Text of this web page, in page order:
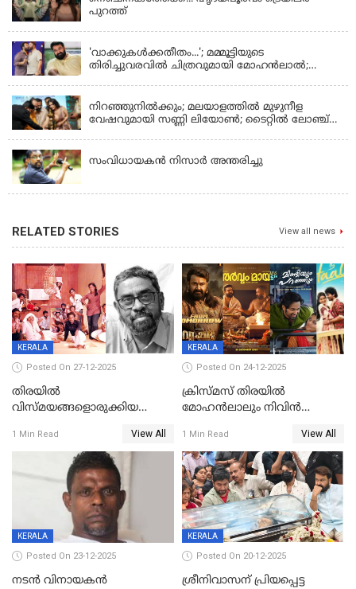
പുറത്ത്
'വാക്കുകള്‍ക്കതീതം...'; മമ്മൂട്ടിയുടെ
തിരിച്ചുവരവില്‍ ചിത്രവുമായി മോഹന്‍ലാല്‍;
നിറഞ്ഞുനിൽക്കും; മലയാളത്തിൽ മുഴുനീള
വേഷവുമായി സണ്ണി ലിയോൺ; ടൈറ്റിൽ ലോഞ്ച്
സംവിധായകൻ നിസാർ അന്തരിച്ചു
RELATED STORIES View all news
KERALA
Posted On 27-12-2025
തിരയിൽ
വിസ്മയങ്ങളൊരുക്കിയ
ശേഖര്‍ അന്തരിച്ചു
1 Min Read View All
KERALA
Posted On 24-12-2025
ക്രിസ്മസ് തിരയിൽ
മോഹൻലാലും നിവിൻ
ഷെയ്‌നും; 200 കോടി
മുടക്കിയെത്തുന്ന
വൃഷഭയുൾപ്പെടെ കാണാം
1 Min Read View All
KERALA
Posted On 23-12-2025
നടൻ വിനായകൻ
KERALA
Posted On 20-12-2025
ശ്രീനിവാസന് പ്രിയപ്പെട്ട